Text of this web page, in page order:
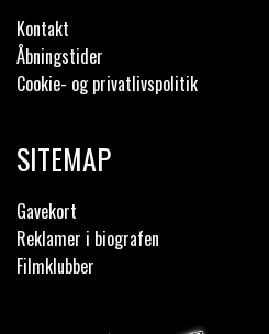
Kontakt
Åbningstider
Cookie- og privatlivspolitik
SITEMAP
Gavekort
Reklamer i biografen
Filmklubber